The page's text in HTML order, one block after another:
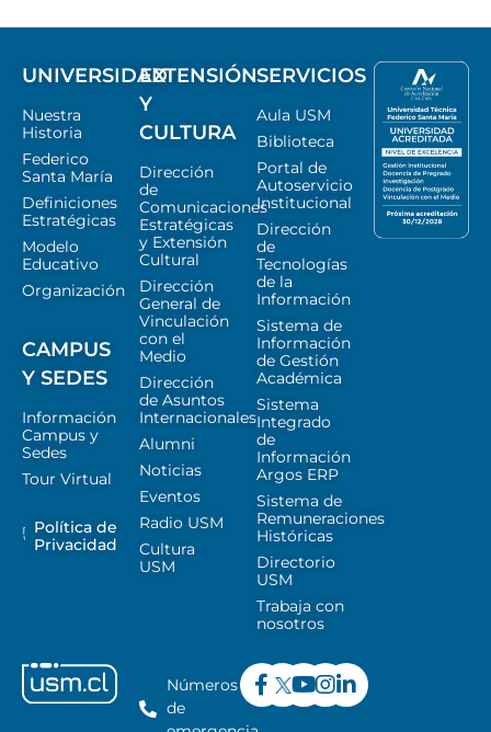
UNIVERSIDAD
Nuestra
Historia
Federico
Santa María
Definiciones
Estratégicas
Modelo
Educativo
Organización
CAMPUS
Y SEDES
Información
Campus y
Sedes
Tour Virtual
Política de
Privacidad
EXTENSIÓN
Y
CULTURA
Dirección
de
Comunicaciones
Estratégicas
y Extensión
Cultural
Dirección
General de
Vinculación
con el
Medio
Dirección
de Asuntos
Internacionales
Alumni
Noticias
Eventos
Radio USM
Cultura
USM
SERVICIOS
Aula USM
Biblioteca
Portal de
Autoservicio
Institucional
Dirección
de
Tecnologías
de la
Información
Sistema de
Información
de Gestión
Académica
Sistema
Integrado
de
Información
Argos ERP
Sistema de
Remuneraciones
Históricas
Directorio
USM
Trabaja con
nosotros
Números
de